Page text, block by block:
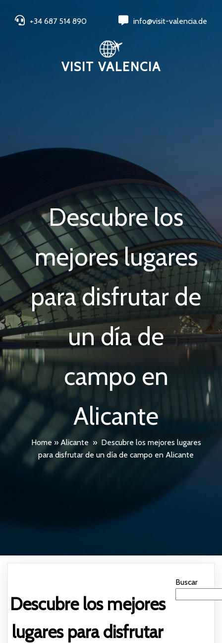
+34 687 514 890 info@visit-valencia.de
VISIT VALENCIA
Descubre los
mejores lugares
para disfrutar de
un día de
campo en
Alicante
Home » Alicante » Descubre los mejores lugares
para disfrutar de un día de campo en Alicante
Descubre los mejores
lugares para disfrutar
Buscar